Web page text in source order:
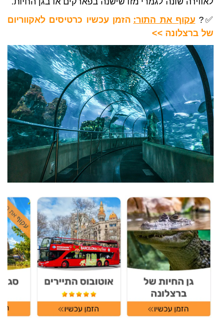
✅?עקוף את התור: הזמן עכשיו כרטיסים לאקווריום
של ברצלונה >>